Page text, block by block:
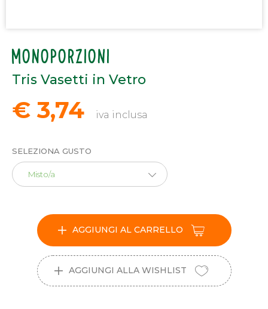
MONOPORZIONI
Tris Vasetti in Vetro
€ 3,74 iva inclusa
SELEZIONA GUSTO
Misto/a
AGGIUNGI AL CARRELLO
AGGIUNGI ALLA WISHLIST